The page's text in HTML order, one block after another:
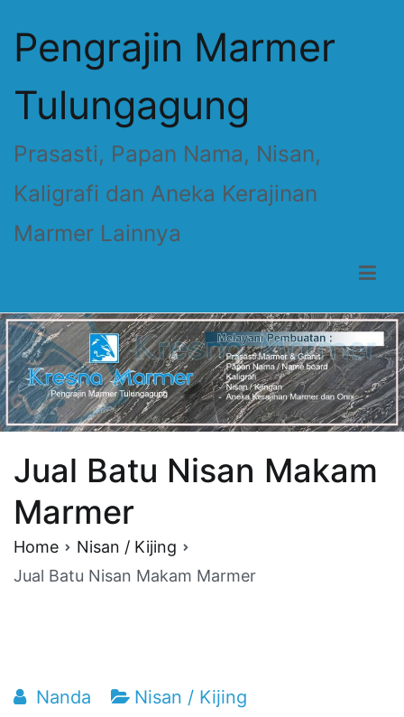
Pengrajin Marmer
Tulungagung
Prasasti, Papan Nama, Nisan,
Kaligrafi dan Aneka Kerajinan
Marmer Lainnya
Jual Batu Nisan Makam
Marmer
Home
Nisan / Kijing
Jual Batu Nisan Makam Marmer
Nanda
Nisan / Kijing